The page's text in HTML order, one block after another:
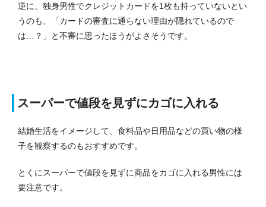
逆に、独身男性でクレジットカードを1枚も持っていないとい
うのも、「カードの審査に通らない理由が隠れているので
は…？」と不審に思ったほうがよさそうです。
スーパーで値段を見ずにカゴに入れる
結婚生活をイメージして、食料品や日用品などの買い物の様
子を観察するのもおすすめです。
とくにスーパーで値段を見ずに商品をカゴに入れる男性には
要注意です。